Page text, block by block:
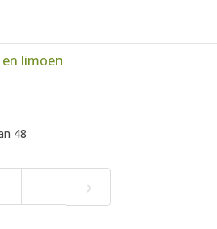
limoen
48
›